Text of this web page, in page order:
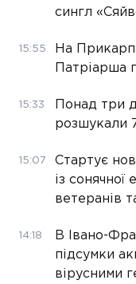
сингл
15:55
На
Патріарша
15:33
Понад три
розшукали
15:07
Стартує
із сонячної
ветеранів
14:18
В Івано-
підсумки
вірусними